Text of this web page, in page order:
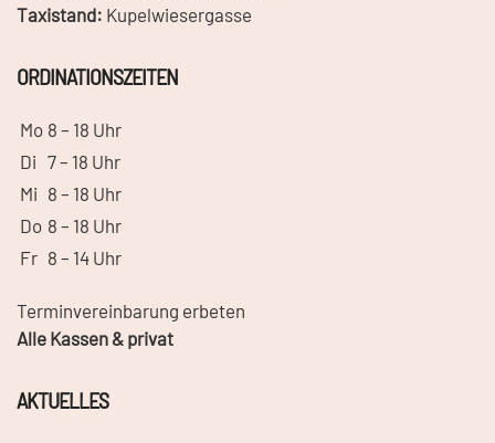
Taxistand: Kupelwiesergasse
ORDINATIONSZEITEN
Mo 8 – 18 Uhr
Di 7 – 18 Uhr
Mi 8 – 18 Uhr
Do 8 – 18 Uhr
Fr 8 – 14 Uhr
Terminvereinbarung erbeten
Alle Kassen & privat
AKTUELLES